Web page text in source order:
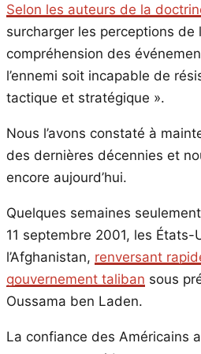
Selon les auteurs de la
surcharger les perceptions de
compréhension des
l’ennemi soit incapable de
tactique et stratégique ».
Nous l’avons constaté à
des dernières décennies et
encore aujourd’hui.
Quelques semaines
11 septembre 2001, les
l’Afghanistan, renversant
gouvernement taliban sous
Oussama ben Laden.
La confiance des Américains